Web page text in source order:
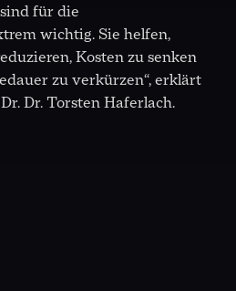
für die
wichtig. Sie helfen,
Kosten zu senken
zu verkürzen“, erklärt
Dr. Torsten Haferlach.